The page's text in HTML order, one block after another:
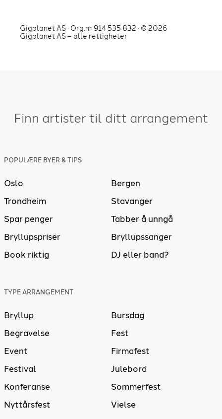
Gigplanet AS · Org.nr 914 535 832 · © 2026
Gigplanet AS – alle rettigheter
Finn artister til ditt arrangement
POPULÆRE BYER & TIPS
Oslo
Bergen
Trondheim
Stavanger
Spar penger
Tabber å unngå
Bryllupspriser
Bryllupssanger
Book riktig
DJ eller band?
TYPE ARRANGEMENT
Bryllup
Bursdag
Begravelse
Fest
Event
Firmafest
Festival
Julebord
Konferanse
Sommerfest
Nyttårsfest
Vielse